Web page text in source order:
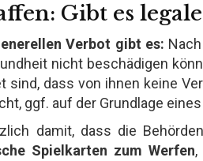
Gibt es
Verbot gibt es:
nicht beschädigen
sind, dass von ihnen keine
ggf. auf der Grundlage
damit, dass die
Spielkarten zum Werfen,